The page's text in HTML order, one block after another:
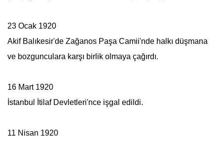
23 Ocak 1920
Akif Balıkesir'de Zağanos Paşa Camii'nde halkı düşmana
ve bozgunculara karşı birlik olmaya çağırdı.
16 Mart 1920
İstanbul İtilaf Devletleri'nce işgal edildi.
11 Nisan 1920